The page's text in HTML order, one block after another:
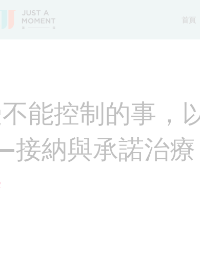
首頁
能控制的事，
接納與承諾治療